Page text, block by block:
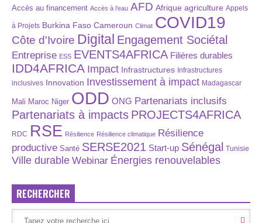
Accès au financement Accès à l’eau AFD Afrique agriculture Appels
à Projets Burkina Faso Cameroun Climat COVID19
Côte d'Ivoire Digital Engagement Sociétal
Entreprise ESS EVENTS4AFRICA Filières durables
IDD4AFRICA Impact Infrastructures Infrastructures
inclusives Innovation Investissement à impact Madagascar
Mali Maroc Niger ODD ONG Partenariats inclusifs
Partenariats à impacts PROJECTS4AFRICA
RDC RSE Résilience Résilience climatique Résilience
productive Santé SERSE2021 Start-up Sénégal Tunisie
Ville durable Webinar Énergies renouvelables
RECHERCHER